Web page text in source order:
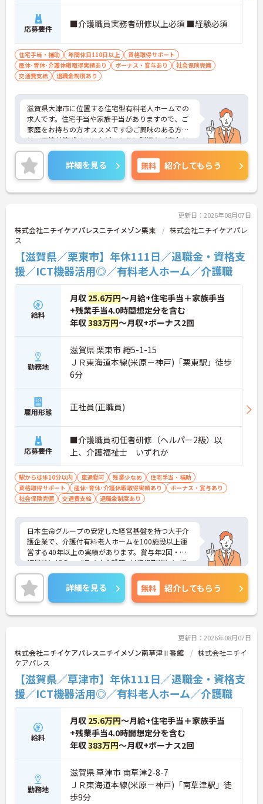
応募要件 ■介護職員実務者研修以上必須 ■経験必須
住宅手当・補助 年間休日110日以上
資格取得サポート
産休･育休･介護休暇取得実績あり
ボーナス・賞与あり
社会保険完備
交通費支給
退職金制度あり
滋賀県大津市に位置する住宅型有料老人ホームでの
求人です。住宅手当や家族手当がありますので、ご
家庭をお持ちの方オススメです◎ご興味のある方に
は、面接対策ポイントなど、さらに詳細をご案内し
ますのでお気軽にご相談ください！
詳細を見る 無料 紹介してもらう
更新日：2026年08月07日
株式会社ニチイケアパレスニチイメゾン栗東
株式会社ニチイケアパレ
ス
【滋賀県／栗東市】年休111日／退職金・資格支
援／ICT機器活用◎／有料老人ホーム／介護職
給料
月収 25.6万円～月給+住宅手当＋家族手当
+残業手当4.0時間想定分を含む
年収383万円～月収+ボーナス2回
勤務地
滋賀県 栗東市 綣5-1-15
ＪＲ東海道本線(米原－神戸)「栗東駅」徒歩
6分
雇用形態 正社員(正職員)
応募要件
■介護職員初任者研修（ヘルパー2級）以
上、介護福祉士 いずれか
駅から徒歩10分以内 車通勤可 残業少なめ
住宅手当・補助
資格取得サポート
産休･育休･介護休暇取得実績あり
ボーナス・賞与あり
社会保険完備
交通費支給 退職金制度あり
日本生命グループの安定した経営基盤を持つ大手介
護企業で、介護付有料老人ホームを100施設以上運
営する40年以上の実績があります。賞与年2回・定
期昇給に加え、プラチナ介護職（4資格取得）に認
定されると月38,000円の手当が加算され、スキルが
収入に直結する仕組みが整っています。年間休日11
1日以上・残業月平均4.3時間と働きやすく、育休取
得率100%・育児短時間勤務（小学4年生まで）・有
給取得実績14日と、家庭との両立を長期的にサポー
時研修・技術向上研修など段階別の研修体制と資格
取得支援が整っており、介護福祉士国家試験対策講
座やケアマネ対策講座も自社開講しています。多職
種チームケアの中で専門性を高めながら、ケアマネ
ジャーや生活相談員へのキャリアアップも実現でき
る職場です。
★おすすめPOINT★
【日本生命グループの大手企業・成長ができる環境
です】
・日本生命グループを親会社に持つ大手介護企業
で、100施設以上を運営する安定した経営基盤があ
・介護福祉士を取得すると資格手当がプラスされ、
プラチナ介護職（4資格）に認定されると月38,000
円の手当が加算される仕組みが整っています
詳細を見る 無料 紹介してもらう
更新日：2026年08月07日
株式会社ニチイケアパレスニチイメゾン南草津Ⅱ番館
株式会社ニチイ
ケアパレス
【滋賀県／草津市】年休111日／退職金・資格支
援／ICT機器活用◎／有料老人ホーム／介護職
給料
月収 25.6万円～月給+住宅手当＋家族手当
+残業手当4.0時間想定分を含む
年収383万円～月収+ボーナス2回
勤務地
滋賀県 草津市 南草津2-8-7
ＪＲ東海道本線(米原－神戸)「南草津駅」徒
歩9分